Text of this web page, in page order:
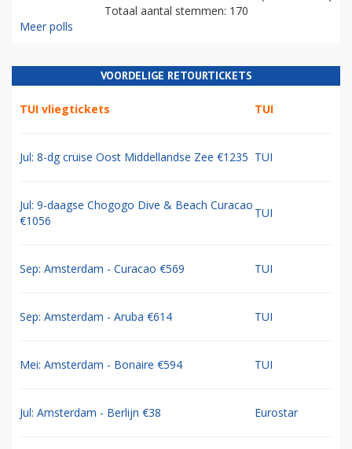
Totaal aantal stemmen: 170
Meer polls
VOORDELIGE RETOURTICKETS
TUI vliegtickets TUI
Jul: 8-dg cruise Oost Middellandse Zee €1235 TUI
Jul: 9-daagse Chogogo Dive & Beach Curacao
€1056
TUI
Sep: Amsterdam - Curacao €569 TUI
Sep: Amsterdam - Aruba €614 TUI
Mei: Amsterdam - Bonaire €594 TUI
Jul: Amsterdam - Berlijn €38 Eurostar